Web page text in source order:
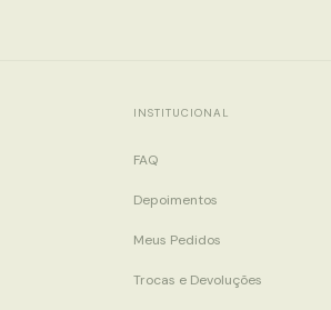
INSTITUCIONAL
FAQ
Depoimentos
Meus Pedidos
Trocas e Devoluções